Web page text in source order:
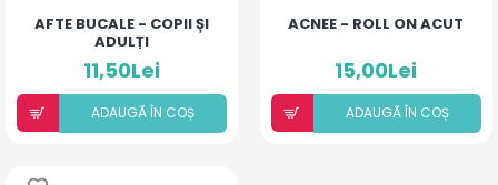
AFTE BUCALE - COPII ȘI
ADULȚI
11,50Lei
ADAUGÃ ÎN COȘ
ACNEE - ROLL ON ACUT
15,00Lei
ADAUGÃ ÎN COȘ